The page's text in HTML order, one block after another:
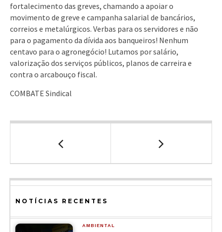
fortalecimento das greves, chamando a apoiar o
movimento de greve e campanha salarial de bancários,
correios e metalúrgicos. Verbas para os servidores e não
para o pagamento da dívida aos banqueiros! Nenhum
centavo para o agronegócio! Lutamos por salário,
valorização dos serviços públicos, planos de carreira e
contra o arcabouço fiscal.
COMBATE Sindical
NOTÍCIAS RECENTES
AMBIENTAL